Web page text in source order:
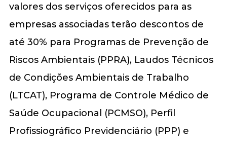
valores dos serviços oferecidos para as
empresas associadas terão descontos de
até 30% para Programas de Prevenção de
Riscos Ambientais (PPRA), Laudos Técnicos
de Condições Ambientais de Trabalho
(LTCAT), Programa de Controle Médico de
Saúde Ocupacional (PCMSO), Perfil
Profissiográfico Previdenciário (PPP) e